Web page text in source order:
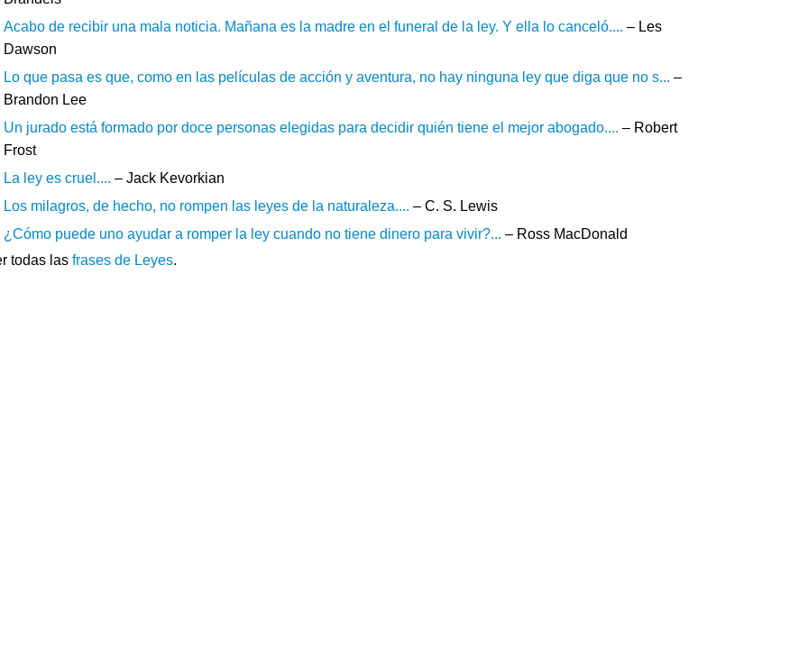
Acabo de recibir una mala noticia. Mañana es la madre en el funeral de la ley. Y ella lo canceló.... – Les
Dawson
Lo que pasa es que, como en las películas de acción y aventura, no hay ninguna ley que diga que no s... –
Brandon Lee
Un jurado está formado por doce personas elegidas para decidir quién tiene el mejor abogado.... – Robert
Frost
La ley es cruel.... – Jack Kevorkian
Los milagros, de hecho, no rompen las leyes de la naturaleza.... – C. S. Lewis
¿Cómo puede uno ayudar a romper la ley cuando no tiene dinero para vivir?... – Ross MacDonald
todas las frases de Leyes.